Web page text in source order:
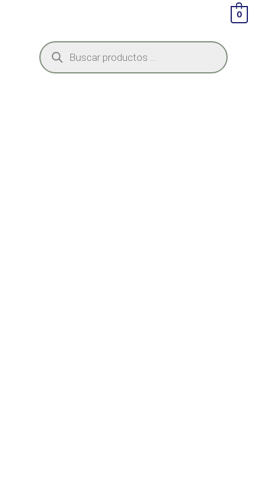
0